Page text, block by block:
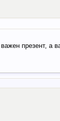
презент, а